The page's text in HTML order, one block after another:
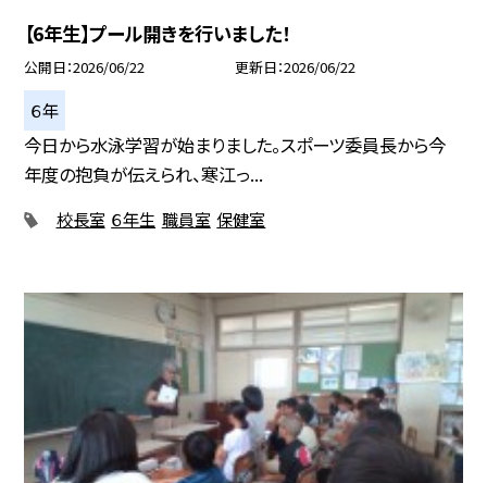
【6年生】プール開きを行いました！
公開日 2026/06/22 更新日 2026/06/22
６年
今日から水泳学習が始まりました。スポーツ委員長から今
年度の抱負が伝えられ、寒江っ...
校長室 ６年生 職員室 保健室